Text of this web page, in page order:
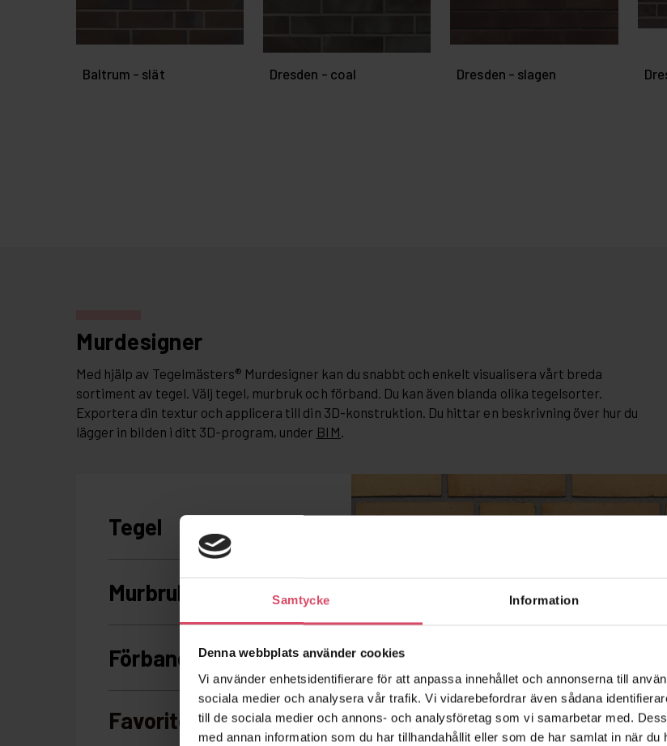
Samtycke Information
Denna webbplats använder cookies
Vi använder enhetsidentifierare för att anpassa innehållet och annonserna till
sociala medier och analysera vår trafik. Vi vidarebefordrar även sådana
till de sociala medier och annons- och analysföretag som vi samarbetar med.
med annan information som du har tillhandahållit eller som de har samlat in när du
Baltrum - slät Dresden - coal Dresden - slagen
Murdesigner
Med hjälp av Tegelmästers® Murdesigner kan du snabbt och enkelt visualisera vårt breda
sortiment av tegel. Välj tegel, murbruk och förband. Du kan även blanda olika tegelsorter.
Exportera din textur och applicera till din 3D-konstruktion. Du hittar en beskrivning över hur du
lägger in bilden i ditt 3D-program, under BIM.